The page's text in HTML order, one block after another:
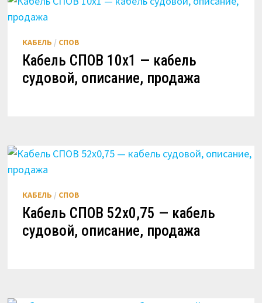
КАБЕЛЬ / СПОВ
Кабель СПОВ 10х1 — кабель
судовой, описание, продажа
КАБЕЛЬ / СПОВ
Кабель СПОВ 52х0,75 — кабель
судовой, описание, продажа